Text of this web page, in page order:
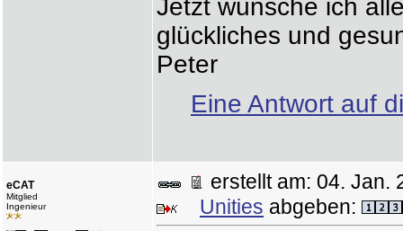
Jetzt wünsche ich
glückliches und
Peter
Eine Antwort auf
eCAT
Mitglied
Ingenieur
erstellt am: 04.
Unities abgeben: